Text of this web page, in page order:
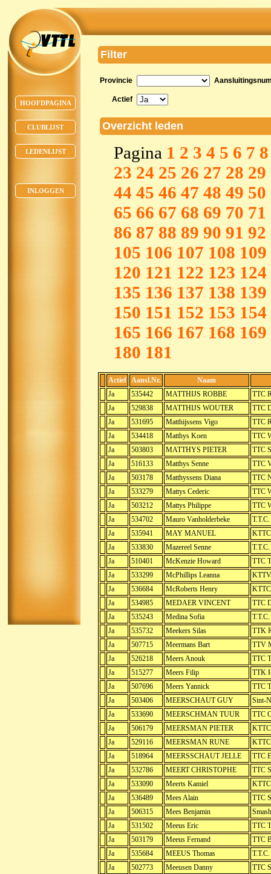
HOOFDPAGINA
CLUBLIJST
LEDENLIJST
INLOGGEN
Filter
Provincie
Actief
Overzicht leden
Pagina 1 2 3 4 5 6 7 8
23 24 25 26 27 28 29
44 45 46 47 48 49 50
65 66 67 68 69 70 71
86 87 88 89 90 91 92
105 106 107 108 109
120 121 122 123 124
135 136 137 138 139
150 151 152 153 154
165 166 167 168 169
180 181
Actief Aansl.Nr.
Naam
Ja
535442 MATTHIJS ROBBE
TTC
Ja
529838 MATTHIJS WOUTER
TTC
Ja
531695 Matthijssens Vigo
TTC
Ja
534418 Matthys Koen
TTC
Ja
503803 MATTHYS PIETER
TTC
Ja
516133 Matthys Senne
TTC
Ja
503178 Matthyssens Diana
TTC
Ja
533279 Mattys Cederic
TTC
Ja
503212 Mattys Philippe
TTC
Ja
534702 Mauro Vanholderbeke
Ja
535941 MAY MANUEL
Ja
533830 Mazereel Senne
Ja
510401 McKenzie Howard
TTC
Ja
533299 McPhillips Leanna
Ja
536684 McRoberts Henry
Ja
534985 MEDAER VINCENT
TTC
Ja
535243 Medina Sofia
Ja
535732 Meekers Silas
TTK
Ja
507715 Meermans Bart
TTV
Ja
526218 Meers Anouk
TTC
Ja
515277 Meers Filip
TTK
Ja
507696 Meers Yannick
TTC
Ja
503406 MEERSCHAUT GUY
Sint-
Ja
533690 MEERSCHMAN TUUR
TTC
Ja
506179 MEERSMAN PIETER
KTTC
Ja
529116 MEERSMAN RUNE
KTTC
Ja
518964 MEERSSCHAUT JELLE
TTC
Ja
532786 MEERT CHRISTOPHE
TTC
Ja
533090 Meerts Kamiel
Ja
536489 Mees Alain
TTC
Ja
506315 Mees Benjamin
Ja
531502 Meeus Eric
TTC
Ja
503179 Meeus Fernand
TTC
Ja
535684 MEEUS Thomas
Ja
502773 Meeusen Danny
TTC